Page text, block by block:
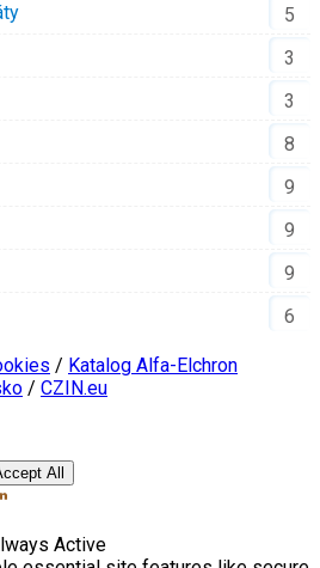
5
3
3
8
9
9
9
6
/ Katalog Alfa-Elchron
/ CZIN.eu
All
Active